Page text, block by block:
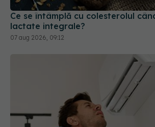
Ce se întâmplă cu colesterolul
lactate integrale?
07 aug 2026, 09:12